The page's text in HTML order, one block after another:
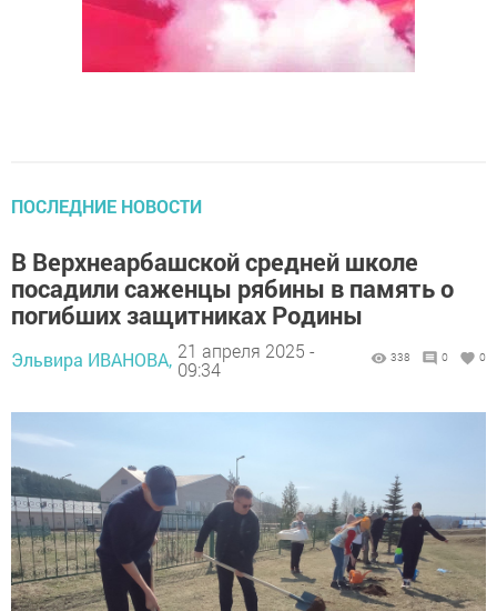
ПОСЛЕДНИЕ НОВОСТИ
В Верхнеарбашской средней школе
посадили саженцы рябины в память о
погибших защитниках Родины
Эльвира ИВАНОВА, 21 апреля 2025 -
09:34
338 0 0